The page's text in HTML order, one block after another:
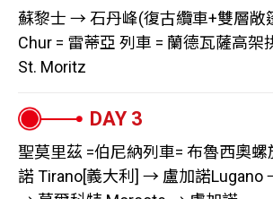
加坡轉機再前往位於歐洲的中心，有「
的國家－瑞士。
※ 若搭乘SQ877航班，則會多安排遊覽
※ 台北飛新加坡團體航班無法指定，以
蘇黎士 → 石丹峰(復古纜車+雙層
Chur = 雷蒂亞 列車 = 蘭德瓦薩高架
St. Moritz
翌日抵達瑞士第一大城蘇黎士後，深吸
氣，躍上巴士，展開滿心期待的旅程！
第一站，我們先逕往中部，上海拔1,898
一下高海拔環境。早在1893年，就有纜
聖莫里茲 =伯尼納列車= 布魯西奧螺
諾 Tirano[義大利] → 盧加諾Lugano